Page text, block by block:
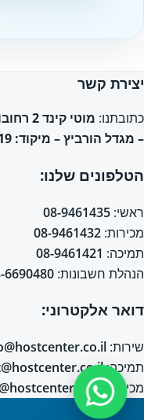
יצירת קשר
כתובתנו:
מוטי
– מגדל הורביץ – מיקוד: 7638519
הטלפונים שלנו:
ראשי: 08-9461435
מכירות: 08-9461432
תמיכה: 08-9461421
הנהלת חשבונות: 6690480
דואר אלקטרוני:
שירות:
תמיכה:
מכירות: